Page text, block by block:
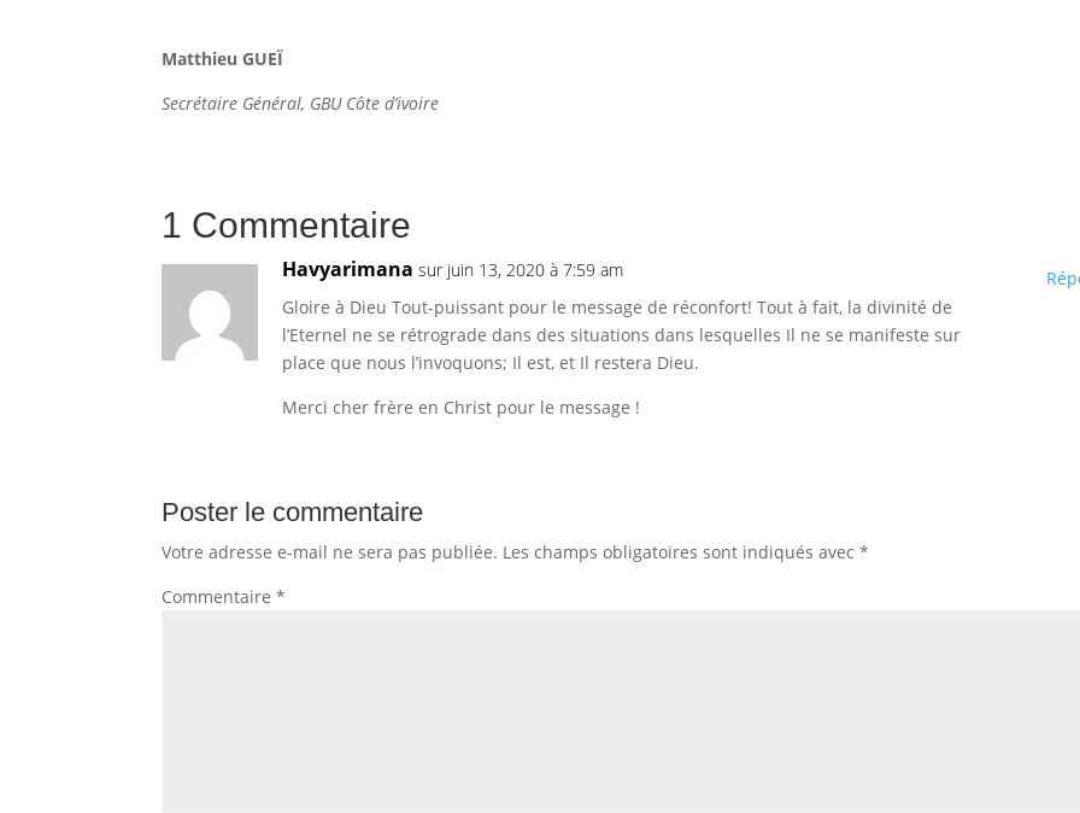
Matthieu GUEÏ
Secrétaire Général, GBU Côte d’ivoire
1 Commentaire
Havyarimana sur juin 13, 2020 à 7:59 am
Gloire à Dieu Tout-puissant pour le message de réconfort! Tout à fait, la divinité de
l’Eternel ne se rétrograde dans des situations dans lesquelles Il ne se manifeste sur
place que nous l’invoquons; Il est, et Il restera Dieu.
Merci cher frère en Christ pour le message !
Poster le commentaire
Votre adresse e-mail ne sera pas publiée. Les champs obligatoires sont indiqués avec*
Commentaire*